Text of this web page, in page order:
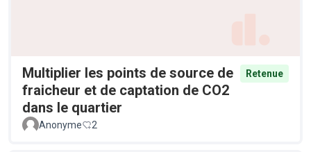
Multiplier les points de source de
fraicheur et de captation de CO2
dans le quartier
Retenue
Anonyme 2